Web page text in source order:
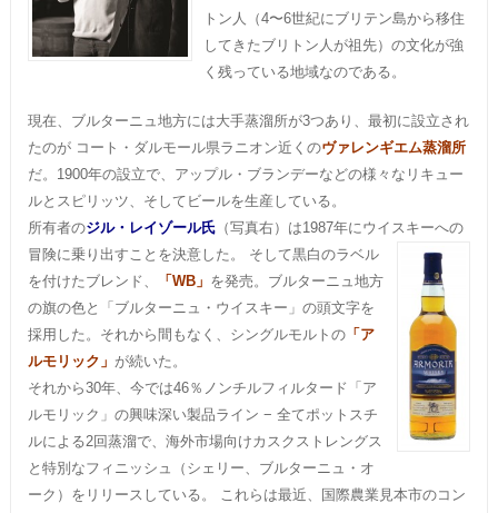
トン人（4〜6世紀にブリテン島から移住
してきたブリトン人が祖先）の文化が強
く残っている地域なのである。
現在、ブルターニュ地方には大手蒸溜所が3つあり、最初に設立され
たのが コート・ダルモール県ラニオン近くのヴァレンギエム蒸溜所
だ。1900年の設立で、アップル・ブランデーなどの様々なリキュー
ルとスピリッツ、そしてビールを生産している。
所有者のジル・レイゾール氏（写真右）は1987年にウイスキーへの
冒険に乗り出すことを決意した。 そして黒白のラベル
を付けたブレンド、
「WB」 を発売。ブルターニュ地方
の旗の色と「ブルターニュ・ウイスキー」の頭文字を
採用した。それから間もなく、シングルモルトの「ア
ルモリック」 が続いた。
それから30年、今では46％ノンチルフィルタード「ア
ルモリック」の興味深い製品ライン − 全てポットスチ
ルによる2回蒸溜で、海外市場向けカスクストレングス
と特別なフィニッシュ（シェリー、ブルターニュ・オ
ーク）をリリースしている。 これらは最近、国際農業見本市のコン